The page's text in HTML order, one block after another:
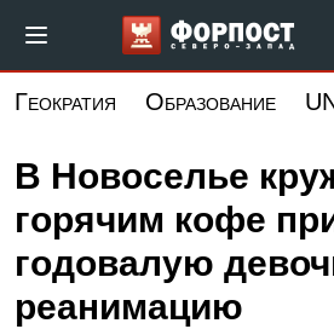
основному
Форпост
Геократия Образование
В Новоселье
горячим кофе
годовалую
реанимацию